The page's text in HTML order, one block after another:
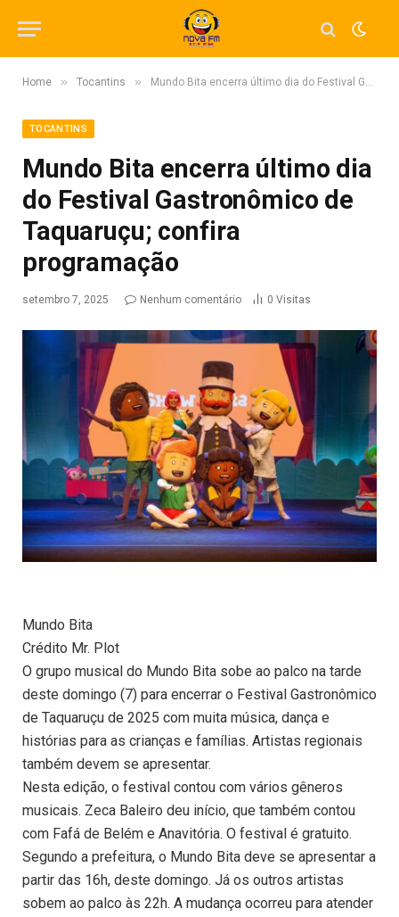
Home » Tocantins » Mundo Bita encerra último dia do Festival Gastronômico de Taquaruçu; confira programação
TOCANTINS
Mundo Bita encerra último dia
do Festival Gastronômico de
Taquaruçu; confira
programação
setembro 7, 2025 Nenhum comentário 0 Visitas
Mundo Bita
Crédito Mr. Plot
O grupo musical do Mundo Bita sobe ao palco na tarde
deste domingo (7) para encerrar o Festival Gastronômico
de Taquaruçu de 2025 com muita música, dança e
histórias para as crianças e famílias. Artistas regionais
também devem se apresentar.
Nesta edição, o festival contou com vários gêneros
musicais. Zeca Baleiro deu início, que também contou
com Fafá de Belém e Anavitória. O festival é gratuito.
Segundo a prefeitura, o Mundo Bita deve se apresentar a
partir das 16h, deste domingo. Já os outros artistas
sobem ao palco às 22h. A mudança ocorreu para atender